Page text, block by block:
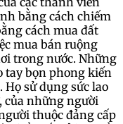
bằng cách chiếm
cách mua đất
mua bán ruộng
trong nước. Những
tay bọn phong kiến
Họ sử dụng sức lao
của những người
thuộc đảng cấp